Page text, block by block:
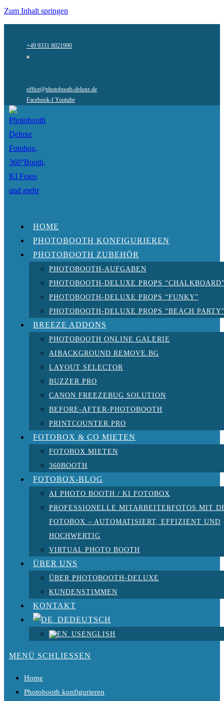
Zum Inhalt springen
+49 9331 8021990
office@photobooth-deluxe.de
Facebook-f Youtube
HOME
PHOTOBOOTH KONFIGURIEREN
PHOTOBOOTH ZUBEHÖR
PHOTOBOOTH-AUFGABEN
PHOTOBOOTH-DELUXE PROPS
PHOTOBOOTH-DELUXE PROPS “FUNKY”
PHOTOBOOTH-DELUXE PROPS “BEACH
BREEZE ADDONS
PHOTOBOOTH ONLINE GALERIE
AIBACKGROUND REMOVE.BG
LAYOUT SELECTOR
BUZZER PRO
CANON FREEZEBUG SOLUTION
BEFORE-AFTER-PHOTOBOOTH
PRINTCOUNTER PRO
FOTOBOX & CO MIETEN
FOTOBOX MIETEN
360BOOTH
FOTOBOX-BLOG
AI PHOTO BOOTH / KI FOTOBOX
PROFESSIONELLE MITARBEITERFOTOS MIT
FOTOBOX – AUTOMATISIERT, EFFIZIENT UND
HOCHWERTIG
VIRTUAL PHOTO BOOTH
ÜBER UNS
ÜBER PHOTOBOOTH-DELUXE
KUNDENSTIMMEN
KONTAKT
DEUTSCH
ENGLISH
MENÜ SCHLIESSEN
Home
Photobooth konfigurieren